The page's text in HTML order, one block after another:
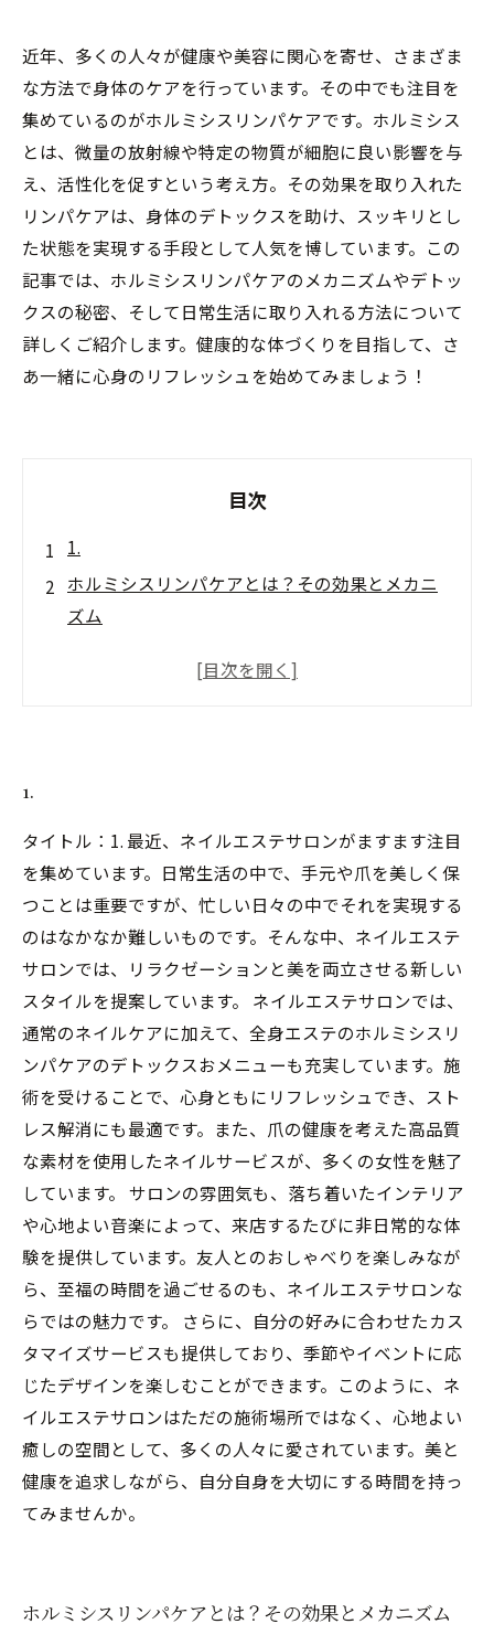
近年、多くの人々が健康や美容に関心を寄せ、さまざま
な方法で身体のケアを行っています。その中でも注目を
集めているのがホルミシスリンパケアです。ホルミシス
とは、微量の放射線や特定の物質が細胞に良い影響を与
え、活性化を促すという考え方。その効果を取り入れた
リンパケアは、身体のデトックスを助け、スッキリとし
た状態を実現する手段として人気を博しています。この
記事では、ホルミシスリンパケアのメカニズムやデトッ
クスの秘密、そして日常生活に取り入れる方法について
詳しくご紹介します。健康的な体づくりを目指して、さ
あ一緒に心身のリフレッシュを始めてみましょう！
目次
1.
ホルミシスリンパケアとは？その効果とメカニ
ズム
手軽に始めるホルミシスリンパケアの方法
1.
タイトル：1. 最近、ネイルエステサロンがますます注目
を集めています。日常生活の中で、手元や爪を美しく保
つことは重要ですが、忙しい日々の中でそれを実現する
のはなかなか難しいものです。そんな中、ネイルエステ
サロンでは、リラクゼーションと美を両立させる新しい
スタイルを提案しています。 ネイルエステサロンでは、
通常のネイルケアに加えて、全身エステのホルミシスリ
ンパケアのデトックスおメニューも充実しています。施
術を受けることで、心身ともにリフレッシュでき、スト
レス解消にも最適です。また、爪の健康を考えた高品質
な素材を使用したネイルサービスが、多くの女性を魅了
しています。 サロンの雰囲気も、落ち着いたインテリア
や心地よい音楽によって、来店するたびに非日常的な体
験を提供しています。友人とのおしゃべりを楽しみなが
ら、至福の時間を過ごせるのも、ネイルエステサロンな
らではの魅力です。 さらに、自分の好みに合わせたカス
タマイズサービスも提供しており、季節やイベントに応
じたデザインを楽しむことができます。このように、ネ
イルエステサロンはただの施術場所ではなく、心地よい
癒しの空間として、多くの人々に愛されています。美と
健康を追求しながら、自分自身を大切にする時間を持っ
てみませんか。
ホルミシスリンパケアとは？その効果とメカニズム